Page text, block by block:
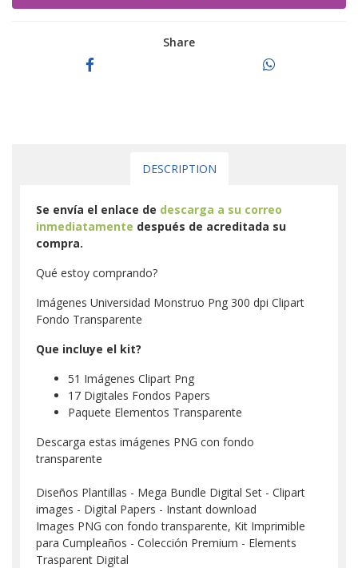
Share
DESCRIPTION
Se envía el enlace de descarga a su correo
inmediatamente después de acreditada su
compra.
Qué estoy comprando?
Imágenes Universidad Monstruo Png 300 dpi Clipart
Fondo Transparente
Que incluye el kit?
51 Imágenes Clipart Png
17 Digitales Fondos Papers
Paquete Elementos Transparente
Descarga estas imágenes PNG con fondo
transparente
Diseños Plantillas - Mega Bundle Digital Set - Clipart
images - Digital Papers - Instant download
Images PNG con fondo transparente, Kit Imprimible
para Cumpleaños - Colección Premium - Elements
Trasparent Digital